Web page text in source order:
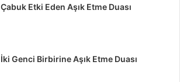
Çabuk Etki Eden Aşık Etme Duası
İki Genci Birbirine Aşık Etme Duası